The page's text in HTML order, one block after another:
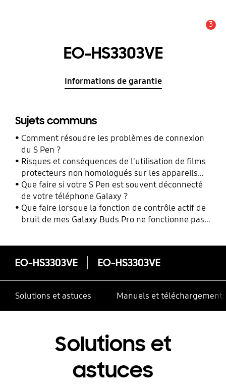
3
EO-HS3303VE
Informations de garantie
Sujets communs
Comment résoudre les problèmes de connexion
du S Pen ?
Risques et conséquences de l'utilisation de films
protecteurs non homologués sur les appareils
mobiles Samsung Galaxy
Que faire si votre S Pen est souvent déconnecté
de votre téléphone Galaxy ?
Que faire lorsque la fonction de contrôle actif de
bruit de mes Galaxy Buds Pro ne fonctionne pas
EO-HS3303VE EO-HS3303VE
Solutions et astuces Manuels et téléchargements
Solutions et
astuces